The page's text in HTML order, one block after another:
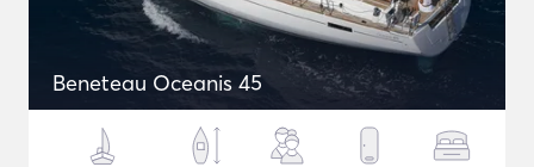
Beneteau Oceanis 45